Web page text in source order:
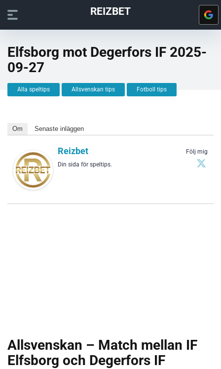
REIZBET
Elfsborg mot Degerfors IF 2025-
09-27
Alla speltips Allsvenskan tips Fotboll tips
Om Senaste inläggen
Följ mig
Reizbet
Din sida för speltips.
Allsvenskan – Match mellan IF
Elfsborg och Degerfors IF